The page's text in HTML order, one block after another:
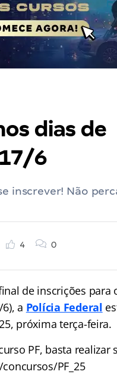
dias de
6
inscrever! Não
4 0
de inscrições para
a Polícia Federal
próxima terça-feira.
PF, basta realizar
PF_25